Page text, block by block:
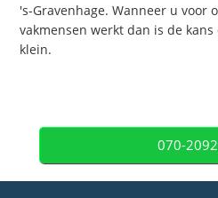
's-Gravenhage. Wanneer u voor
vakmensen werkt dan is de
klein.
070-